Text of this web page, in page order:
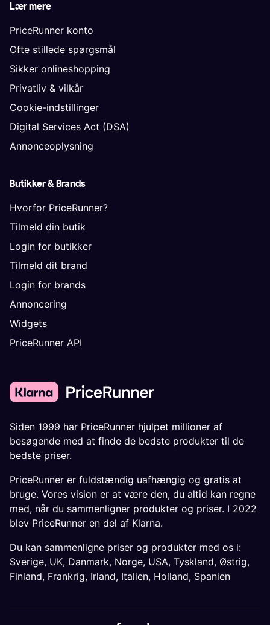
Lær mere
PriceRunner konto
Ofte stillede spørgsmål
Sikker onlineshopping
Privatliv & vilkår
Cookie-indstillinger
Digital Services Act (DSA)
Annonceoplysning
Butikker & Brands
Hvorfor PriceRunner?
Tilmeld din butik
Login for butikker
Tilmeld dit brand
Login for brands
Annoncering
Widgets
PriceRunner API
Siden 1999 har PriceRunner hjulpet millioner af
besøgende med at finde de bedste produkter til de
bedste priser.
PriceRunner er fuldstændig uafhængig og gratis at
bruge. Vores vision er at være den, du altid kan regne
med, når du sammenligner produkter og priser. I 2022
blev PriceRunner en del af Klarna.
Du kan sammenligne priser og produkter med os i:
Sverige, UK, Danmark, Norge, USA, Tyskland, Østrig,
Finland, Frankrig, Irland, Italien, Holland, Spanien